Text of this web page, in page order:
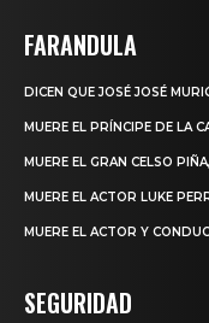
FARANDULA
DICEN QUE JOSÉ JOSÉ
MUERE EL PRÍNCIPE DE LA
MUERE EL GRAN CELSO
MUERE EL ACTOR LUKE
MUERE EL ACTOR Y
SEGURIDAD